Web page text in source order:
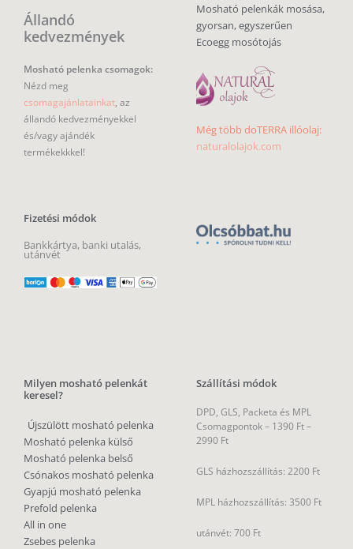
Állandó
kedvezmények
Mosható pelenka csomagok:
Nézd meg
csomagajánlatainkat, az
állandó kedvezményekkel
és/vagy ajándék
termékekkkel!
Fizetési módok
Bankkártya, banki utalás,
utánvét
Mosható pelenkák mosása,
gyorsan, egyszerűen
Ecoegg mosótojás
Még több doTERRA illóolaj:
naturalolajok.com
Milyen mosható pelenkát
keresel?
Újszülött mosható pelenka
Mosható pelenka külső
Mosható pelenka belső
Csónakos mosható pelenka
Gyapjú mosható pelenka
Prefold pelenka
All in one
Zsebes pelenka
Szállítási módok
DPD, GLS, Packeta és MPL
Csomagpontok – 1390 Ft –
2990 Ft
GLS házhozszállítás: 2200 Ft
MPL házhozszállítás: 3500 Ft
utánvét: 700 Ft